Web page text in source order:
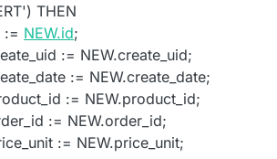
THEN
:= NEW.id;
:= NEW.create_uid;
:= NEW.create_date;
:= NEW.product_id;
:= NEW.order_id;
:= NEW.price_unit;